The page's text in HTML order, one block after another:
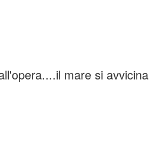
mare si avvicina